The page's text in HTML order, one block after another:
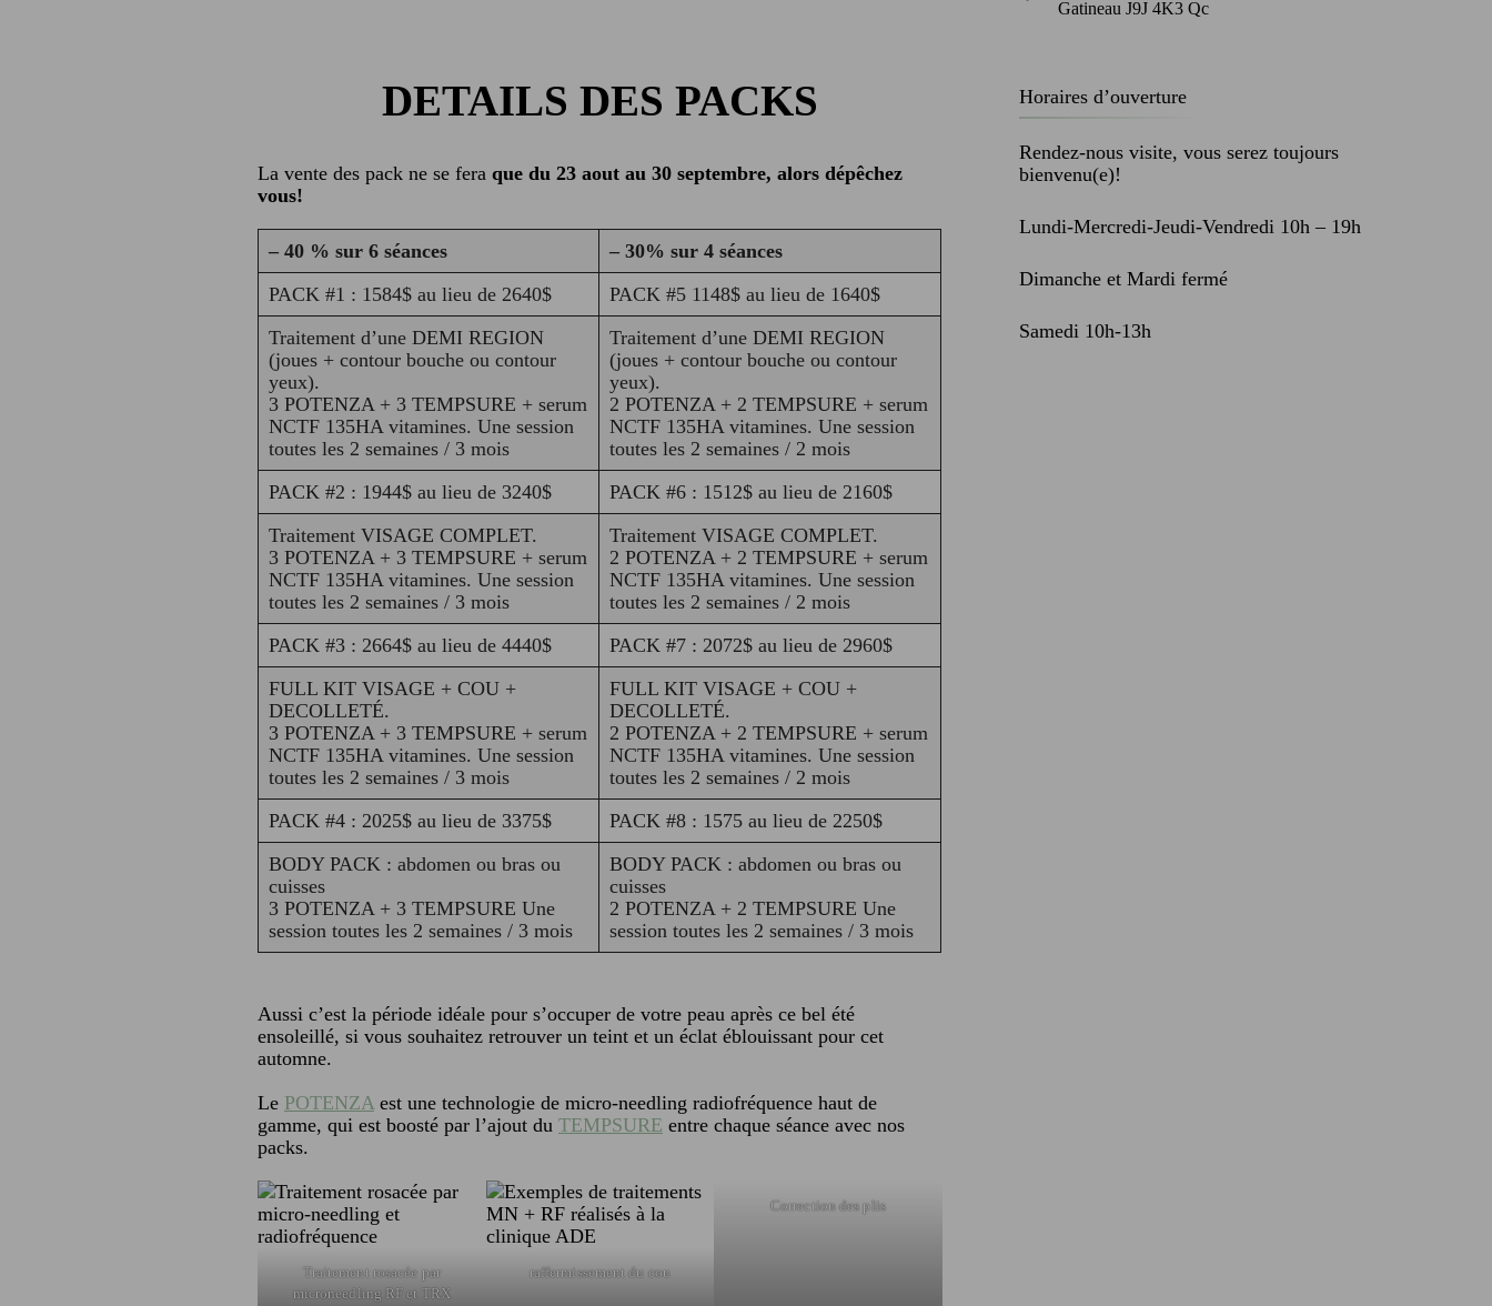
DETAILS DES PACKS
La vente des pack ne se fera que du 23 aout au 30 septembre, alors dépêchez
vous!
– 40 % sur 6 séances
– 30% sur 4 séances
PACK #1 : 1584$ au lieu de 2640$
PACK #5 1148$ au lieu de 1640$
Traitement d’une DEMI REGION
(joues + contour bouche ou contour
yeux).
3 POTENZA + 3 TEMPSURE + serum
NCTF 135HA vitamines. Une session
toutes les 2 semaines / 3 mois
Traitement d’une DEMI REGION
(joues + contour bouche ou contour
yeux).
2 POTENZA + 2 TEMPSURE + serum
NCTF 135HA vitamines. Une session
toutes les 2 semaines / 2 mois
PACK #2 : 1944$ au lieu de 3240$
PACK #6 : 1512$ au lieu de 2160$
Traitement VISAGE COMPLET.
3 POTENZA + 3 TEMPSURE + serum
NCTF 135HA vitamines. Une session
toutes les 2 semaines / 3 mois
Traitement VISAGE COMPLET.
2 POTENZA + 2 TEMPSURE + serum
NCTF 135HA vitamines. Une session
toutes les 2 semaines / 2 mois
PACK #3 : 2664$ au lieu de 4440$
PACK #7 : 2072$ au lieu de 2960$
FULL KIT VISAGE + COU +
DECOLLETÉ.
3 POTENZA + 3 TEMPSURE + serum
NCTF 135HA vitamines. Une session
toutes les 2 semaines / 3 mois
FULL KIT VISAGE + COU +
DECOLLETÉ.
2 POTENZA + 2 TEMPSURE + serum
NCTF 135HA vitamines. Une session
toutes les 2 semaines / 2 mois
PACK #4 : 2025$ au lieu de 3375$
PACK #8 : 1575 au lieu de 2250$
BODY PACK : abdomen ou bras ou
cuisses
3 POTENZA + 3 TEMPSURE Une
session toutes les 2 semaines / 3 mois
BODY PACK : abdomen ou bras ou
cuisses
2 POTENZA + 2 TEMPSURE Une
session toutes les 2 semaines / 3 mois
Aussi c’est la période idéale pour s’occuper de votre peau après ce bel été
ensoleillé, si vous souhaitez retrouver un teint et un éclat éblouissant pour cet
automne.
Le POTENZA est une technologie de micro-needling radiofréquence haut de
gamme, qui est boosté par l’ajout du TEMPSURE entre chaque séance avec nos
packs.
Traitement rosacée par
microneedling RF et TRX
raffermissement du cou
Correction des plis
Gatineau J9J 4K3 Qc
Horaires d’ouverture
Rendez-nous visite, vous serez toujours
bienvenu(e)!
Lundi-Mercredi-Jeudi-Vendredi 10h – 19h
Dimanche et Mardi fermé
Samedi 10h-13h